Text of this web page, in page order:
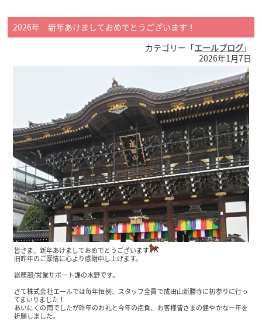
2026年 新年あけましておめでとうございます！
カテゴリー「エールブログ」
2026年1月7日
皆さま、新年あけましておめでとうございます
旧昨年のご厚情に心より感謝申し上げます。
総務部/営業サポート課の水野です。
さて株式会社エールでは毎年恒例、スタッフ全員で成田山新勝寺に初参りに行っ
てまいりました！
あいにくの雨でしたが昨年のお礼と今年の抱負、お客様皆さまの健やかな一年を
祈願しました。